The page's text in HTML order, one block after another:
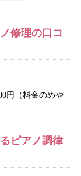
修理の口コ
円（料金のめや
ピアノ調律